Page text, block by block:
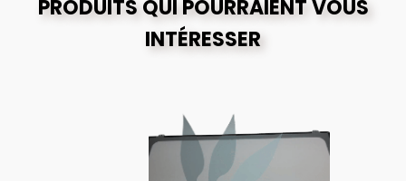
PRODUITS QUI POURRAIENT VOUS
INTÉRESSER